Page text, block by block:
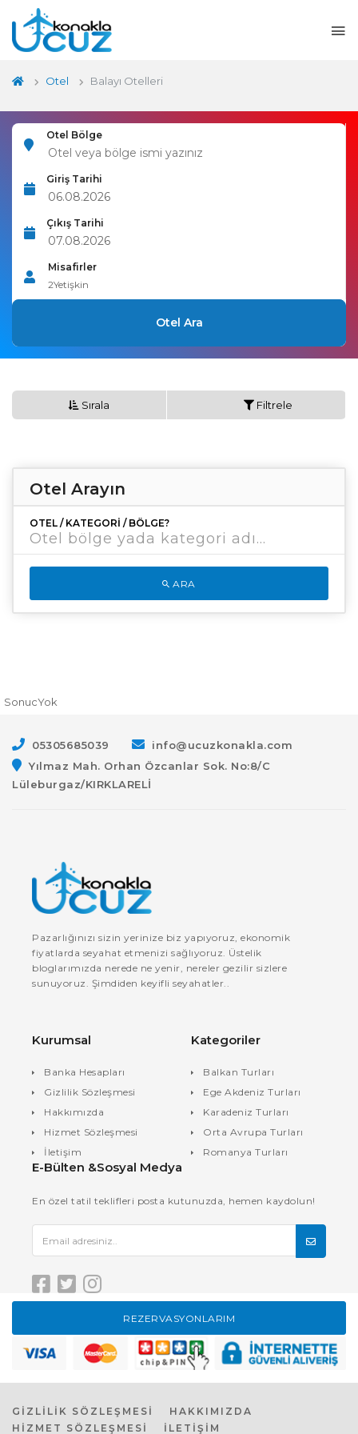
Otel Balayı Otelleri
Otel Bölge
Giriş Tarihi
Çıkış Tarihi
Misafirler
2Yetişkin
Otel Ara
Sırala Filtrele
Otel Arayın
OTEL / KATEGORI / BÖLGE?
ARA
SonucYok
05305685039
info@ucuzkonakla.com
Yılmaz Mah. Orhan Özcanlar Sok. No:8/C
Lüleburgaz/KIRKLARELİ
Pazarlığınızı sizin yerinize biz yapıyoruz, ekonomik
fiyatlarda seyahat etmenizi sağlıyoruz. Üstelik
bloglarımızda nerede ne yenir, nereler gezilir sizlere
sunuyoruz. Şimdiden keyifli seyahatler..
Kurumsal
Banka Hesapları
Gizlilik Sözleşmesi
Hakkımızda
Hizmet Sözleşmesi
İletişim
Kategoriler
Balkan Turları
Ege Akdeniz Turları
Karadeniz Turları
Orta Avrupa Turları
Romanya Turları
E-Bülten &Sosyal Medya
En özel tatil teklifleri posta kutunuzda, hemen kaydolun!
REZERVASYONLARIM
GİZLİLİK SÖZLEŞMESİ
HAKKIMIZDA
HİZMET SÖZLEŞMESİ
İLETİŞİM